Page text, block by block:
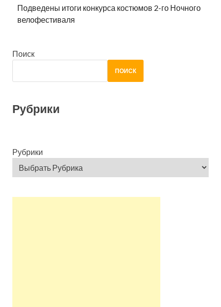
Подведены итоги конкурса костюмов 2-го Ночного
велофестиваля
Поиск
ПОИСК
Рубрики
Рубрики